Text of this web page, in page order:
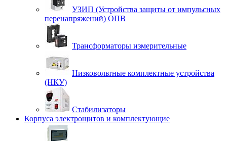
УЗИП (Устройства защиты от импульсных
перенапряжений) ОПВ
Трансформаторы измерительные
Низковольтные комплектные устройства
(НКУ)
Стабилизаторы
Корпуса электрощитов и комплектующие